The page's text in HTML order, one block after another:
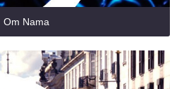
Om Nama